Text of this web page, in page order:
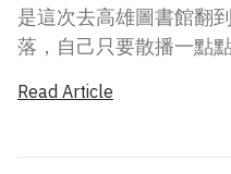
是這次去高雄圖書館翻
落，自己只要散播一點
Read Article